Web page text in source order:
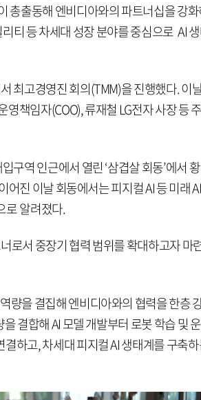
총출동해 엔비디아와의 파트너십을 강
티 등 차세대 성장 분야를 중심으로 AI
최고경영진 회의(TMM)을 진행했다. 이
영책임자(COO), 류재철 LG전자 사장 등
구역 인근에서 열린 ‘삼겹살 회동’에서
어진 이날 회동에서는 피지컬 AI 등 미래
로 알려졌다.
로서 중장기 협력 범위를 확대하고자 마
량을 결집해 엔비디아와의 협력을 한층
결합해 AI 모델 개발부터 로봇 학습 및
하고, 차세대 피지컬 AI 생태계를 구축